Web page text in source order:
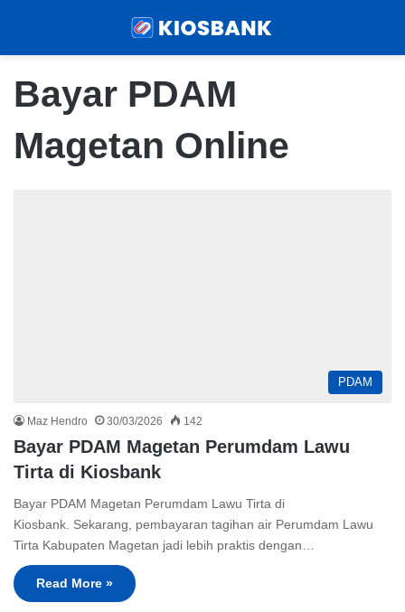
Bayar PDAM
Magetan Online
PDAM
Maz Hendro 30/03/2026 142
Bayar PDAM Magetan Perumdam Lawu
Tirta di Kiosbank
Bayar PDAM Magetan Perumdam Lawu Tirta di
Kiosbank. Sekarang, pembayaran tagihan air Perumdam Lawu
Tirta Kabupaten Magetan jadi lebih praktis dengan…
Read More »